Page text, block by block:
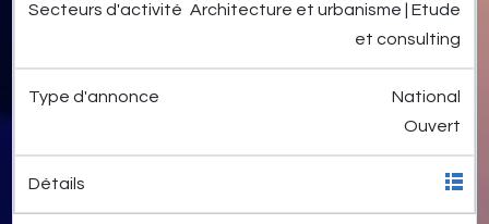
Architecture et urbanisme | Etude
et consulting
National
Ouvert